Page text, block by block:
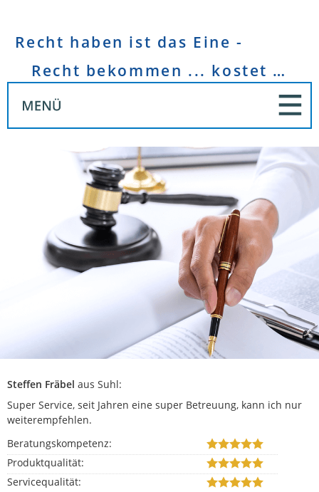
Recht haben ist das Eine -
Recht bekommen ... kostet Geld!
Steffen Fräbel aus Suhl:
Super Service, seit Jahren eine super Betreuung, kann ich nur
weiterempfehlen.
Beratungskompetenz:
Produktqualität:
Servicequalität: